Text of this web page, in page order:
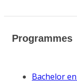
Programmes
Bachelor